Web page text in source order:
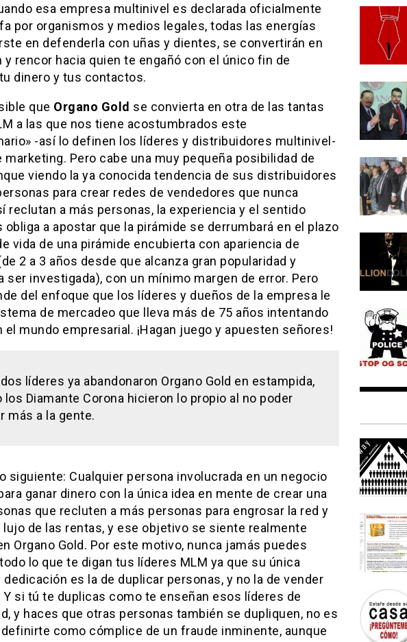
esa empresa multinivel es declarada oficialmente
por organismos y medios legales, todas las energías
en defenderla con uñas y dientes, se convertirán en
rencor hacia quien te engañó con el único fin de
dinero y tus contactos.
que Organo Gold se convierta en otra de las tantas
a las que nos tiene acostumbrados este
-así lo definen los líderes y distribuidores multinivel-
marketing. Pero cabe una muy pequeña posibilidad de
viendo la ya conocida tendencia de sus distribuidores
para crear redes de vendedores que nunca
reclutan a más personas, la experiencia y el sentido
obliga a apostar que la pirámide se derrumbará en el plazo
vida de una pirámide encubierta con apariencia de
2 a 3 años desde que alcanza gran popularidad y
ser investigada), con un mínimo margen de error. Pero
del enfoque que los líderes y dueños de la empresa le
de mercadeo que lleva más de 75 años intentando
el mundo empresarial. ¡Hagan juego y apuesten señores!
líderes ya abandonaron Organo Gold en estampida,
los Diamante Corona hicieron lo propio al no poder
más a la gente.
siguiente: Cualquier persona involucrada en un negocio
ganar dinero con la única idea en mente de crear una
que recluten a más personas para engrosar la red y
lujo de las rentas, y ese objetivo se siente realmente
Organo Gold. Por este motivo, nunca jamás puedes
lo que te digan tus líderes MLM ya que su única
es la de duplicar personas, y no la de vender
si tú te duplicas como te enseñan esos líderes de
y haces que otras personas también se dupliquen, no es
como cómplice de un fraude inminente, aunque